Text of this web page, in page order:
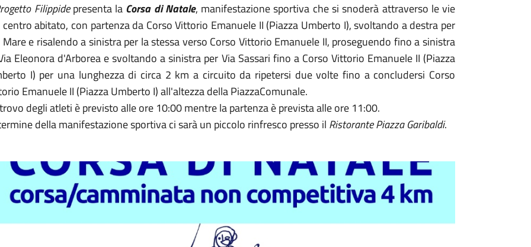
Filippidepresenta la Corsa di Natale, manifestazione sportiva che si snoderà attraverso le vie
abitato, con partenza da Corso Vittorio Emanuele II (Piazza Umberto I), svoltando a destra per
Mare e risalendo a sinistra per la stessa verso Corso Vittorio Emanuele II, proseguendo fino a sinistra
Eleonora d'Arborea e svoltando a sinistra per Via Sassari fino a Corso Vittorio Emanuele II (Piazza
I) per una lunghezza di circa 2 km a circuito da ripetersi due volte fino a concludersi Corso
Emanuele II (Piazza Umberto I) all'altezza della PiazzaComunale.
degli atleti è previsto alle ore 10:00 mentre la partenza è prevista alle ore 11:00.
della manifestazione sportiva ci sarà un piccolo rinfresco presso il Ristorante Piazza Garibaldi.